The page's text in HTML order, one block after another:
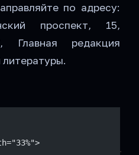
по адресу:
проспект, 15,
Главная редакция